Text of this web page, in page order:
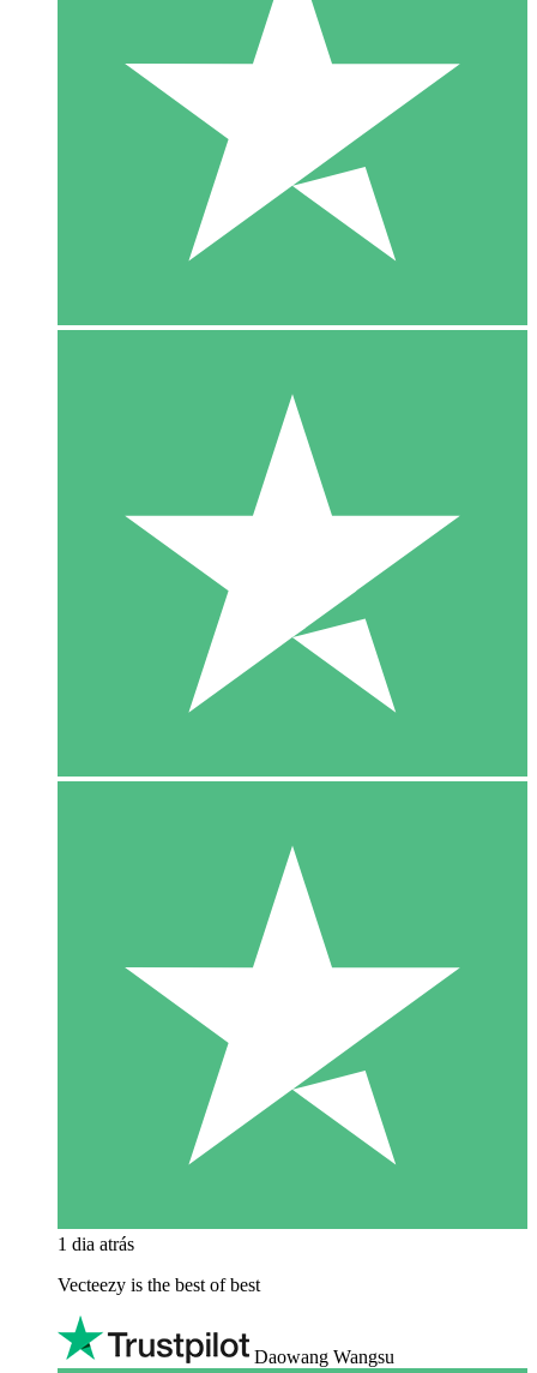
1 dia atrás
Vecteezy is the best of best
Daowang Wangsu